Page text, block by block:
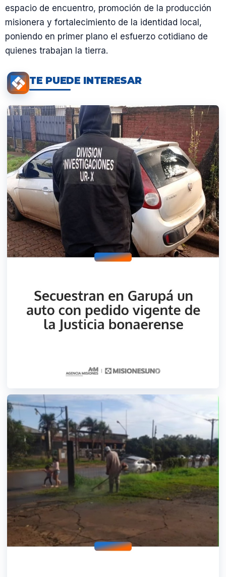
espacio de encuentro, promoción de la producción
misionera y fortalecimiento de la identidad local,
poniendo en primer plano el esfuerzo cotidiano de
quienes trabajan la tierra.
TE PUEDE INTERESAR